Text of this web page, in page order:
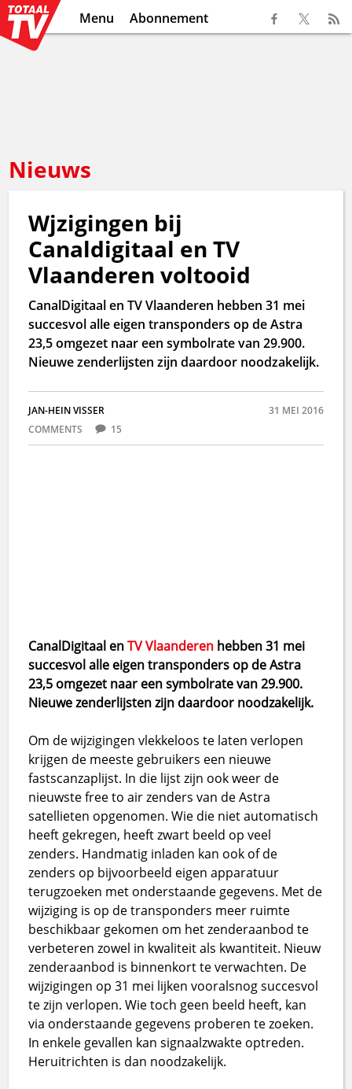
Menu Abonnement
Nieuws
Wjzigingen bij
Canaldigitaal en TV
Vlaanderen voltooid
CanalDigitaal en TV Vlaanderen hebben 31 mei
succesvol alle eigen transponders op de Astra
23,5 omgezet naar een symbolrate van 29.900.
Nieuwe zenderlijsten zijn daardoor noodzakelijk.
JAN-HEIN VISSER
31 MEI 2016
COMMENTS
15
CanalDigitaal enTV Vlaanderen hebben 31 mei
succesvol alle eigen transponders op de Astra
23,5 omgezet naar een symbolrate van 29.900.
Nieuwe zenderlijsten zijn daardoor noodzakelijk.
Om de wijzigingen vlekkeloos te laten verlopen
krijgen de meeste gebruikers een nieuwe
fastscanzaplijst. In die lijst zijn ook weer de
nieuwste free to air zenders van de Astra
satellieten opgenomen. Wie die niet automatisch
heeft gekregen, heeft zwart beeld op veel
zenders. Handmatig inladen kan ook of de
zenders op bijvoorbeeld eigen apparatuur
terugzoeken met onderstaande gegevens. Met de
wijziging is op de transponders meer ruimte
beschikbaar gekomen om het zenderaanbod te
verbeteren zowel in kwaliteit als kwantiteit. Nieuw
zenderaanbod is binnenkort te verwachten. De
wijzigingen op 31 mei lijken vooralsnog succesvol
te zijn verlopen. Wie toch geen beeld heeft, kan
via onderstaande gegevens proberen te zoeken.
In enkele gevallen kan signaalzwakte optreden.
Heruitrichten is dan noodzakelijk.